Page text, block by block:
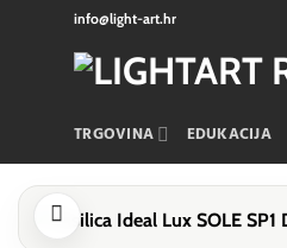
info@light-art.hr
TRGOVINA EDUKACIJA